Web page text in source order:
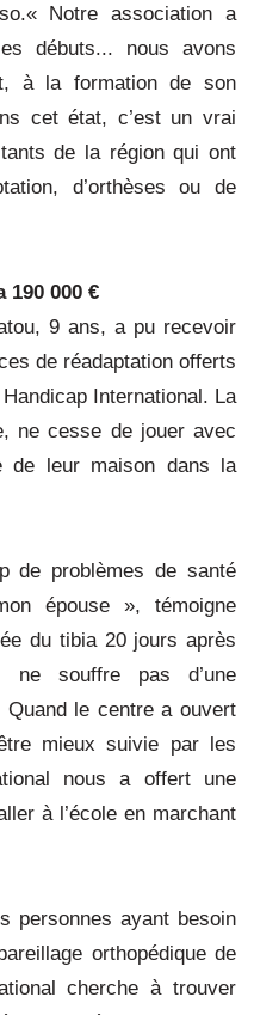
Notre association a
débuts... nous avons
à la formation de son
cet état, c’est un vrai
de la région qui ont
d’orthèses ou de
190 000 €
9 ans, a pu recevoir
de réadaptation offerts
International. La
ne cesse de jouer avec
de leur maison dans la
de problèmes de santé
épouse », témoigne
du tibia 20 jours après
ne souffre pas d’une
Quand le centre a ouvert
mieux suivie par les
nous a offert une
à l’école en marchant
personnes ayant besoin
orthopédique de
cherche à trouver